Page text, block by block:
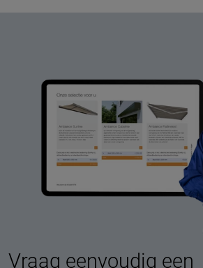
Vraag eenvoudig een